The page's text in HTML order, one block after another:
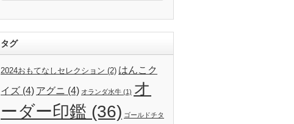
タグ
2024おもてなしセレクション (2) はんこク
イズ (4) アグニ (4) オランダ水牛 (1) オ
ーダー印鑑 (36) ゴールドチタ